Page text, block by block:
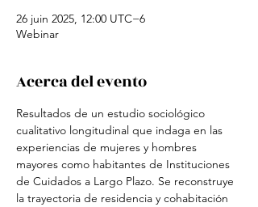
26 juin 2025, 12:00 UTC−6
Webinar
Acerca del evento
Resultados de un estudio sociológico
cualitativo longitudinal que indaga en las
experiencias de mujeres y hombres
mayores como habitantes de Instituciones
de Cuidados a Largo Plazo. Se reconstruye
la trayectoria de residencia y cohabitación